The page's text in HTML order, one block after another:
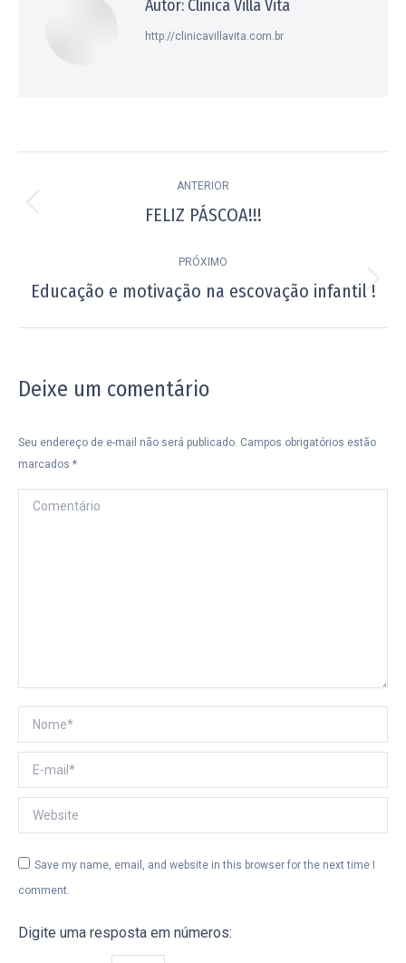
Autor: Clinica Villa Vita
http://clinicavillavita.com.br
de
ANTERIOR
Post
FELIZ PÁSCOA!!!
PRÓXIMO
Próximo
Educação e motivação na escovação infantil !
Deixe um comentário
Seu endereço de e-mail não será publicado. Campos obrigatórios estão
marcados *
Comentário
Nome *
E-mail *
Website
Save my name, email, and website in this browser for the next time I
comment.
Digite uma resposta em números: